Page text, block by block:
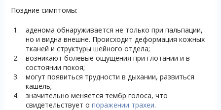
Поздние симптомы:
аденома обнаруживается не только при пальпации,
но и видна внешне. Происходит деформация кожных
тканей и структуры шейного отдела;
возникают болевые ощущения при глотании и в
состоянии покоя;
могут появиться трудности в дыхании, развиться
кашель;
значительно меняется тембр голоса, что
свидетельствует о поражении трахеи.